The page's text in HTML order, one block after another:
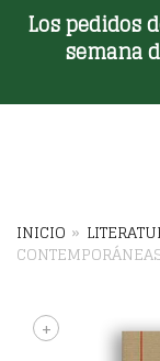
Los pedidos
semana
INICIO »
+